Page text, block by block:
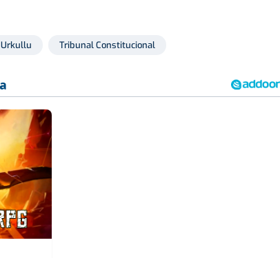
Urkullu Tribunal Constitucional